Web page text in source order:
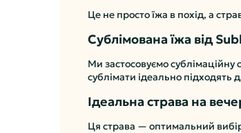
Це не просто їжа в похід, а
Сублімована їжа від
Ми застосовуємо сублімаційну
сублімати ідеально підходять
Ідеальна страва на
Ця страва — оптимальний